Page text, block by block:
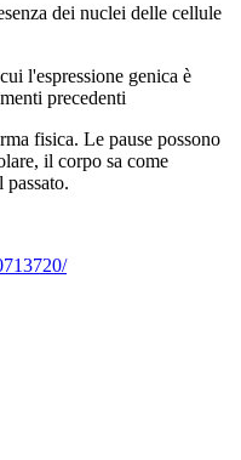
dei nuclei delle cellule
l'espressione genica è
precedenti
fisica. Le pause possono
il corpo sa come
passato.